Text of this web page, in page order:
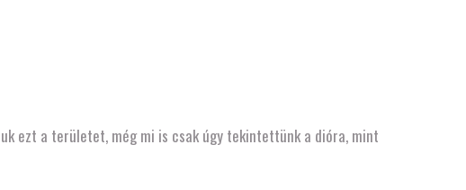
ezt a területet, még mi is csak úgy tekintettünk a dióra, mint